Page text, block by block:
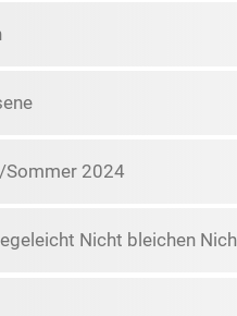
Sommer 2024
Nicht bleichen